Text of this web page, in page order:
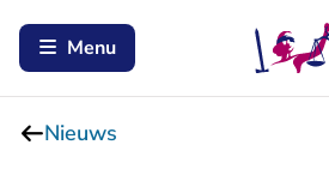
Menu
Nieuws